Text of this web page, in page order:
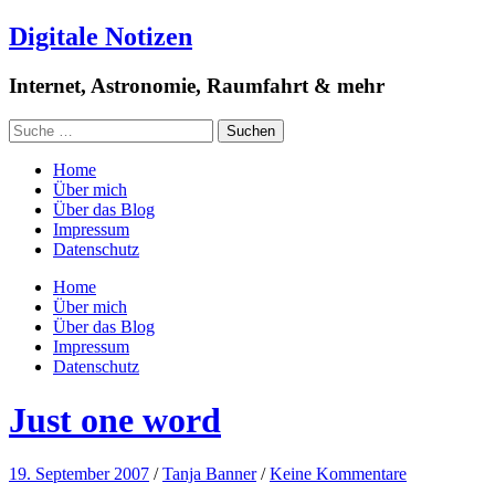
Digitale Notizen
Internet, Astronomie, Raumfahrt & mehr
Home
Über mich
Über das Blog
Impressum
Datenschutz
Home
Über mich
Über das Blog
Impressum
Datenschutz
Just one word
19. September 2007 /Tanja Banner /Keine Kommentare